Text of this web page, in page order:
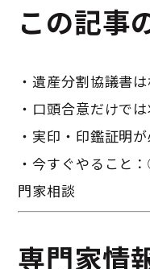
この記事
・遺産分割協議書
・口頭合意だけで
・実印・印鑑証明
・今すぐやること
門家相談
専門家情